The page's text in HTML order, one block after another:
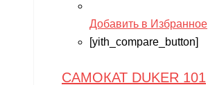
Добавить в Избранное
[yith_compare_button]
САМОКАТ DUKER 101